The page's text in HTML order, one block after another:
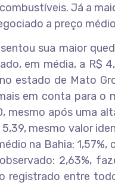
Já a
a preço
sua maior
em média, a
estado de Mato
em conta para
mesmo após uma
mesmo valor
na Bahia:
2,63%,
registrado entre